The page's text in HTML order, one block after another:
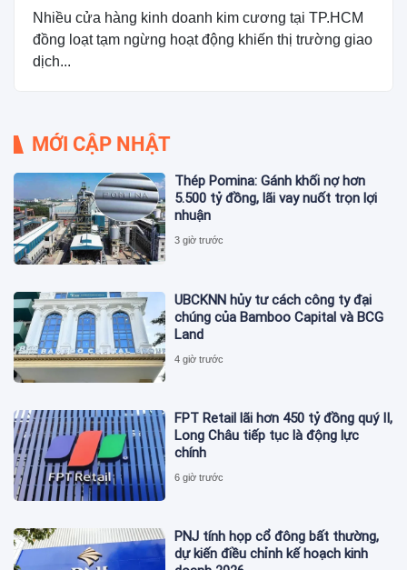
Nhiều cửa hàng kinh doanh kim cương tại TP.HCM
đồng loạt tạm ngừng hoạt động khiến thị trường giao
dịch...
MỚI CẬP NHẬT
Thép Pomina: Gánh khối nợ hơn
5.500 tỷ đồng, lãi vay nuốt trọn lợi
nhuận
3 giờ trước
UBCKNN hủy tư cách công ty đại
chúng của Bamboo Capital và BCG
Land
4 giờ trước
FPT Retail lãi hơn 450 tỷ đồng quý II,
Long Châu tiếp tục là động lực
chính
6 giờ trước
PNJ tính họp cổ đông bất thường,
dự kiến điều chỉnh kế hoạch kinh